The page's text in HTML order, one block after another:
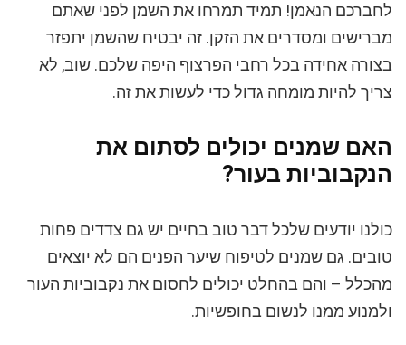
לחברכם הנאמן! תמיד תמרחו את השמן לפני שאתם
מברישים ומסדרים את הזקן. זה יבטיח שהשמן יתפזר
בצורה אחידה בכל רחבי הפרצוף היפה שלכם. שוב, לא
צריך להיות מומחה גדול כדי לעשות את זה.
האם שמנים יכולים לסתום את
הנקבוביות בעור?
כולנו יודעים שלכל דבר טוב בחיים יש גם צדדים פחות
טובים. גם שמנים לטיפוח שיער הפנים הם לא יוצאים
מהכלל – והם בהחלט יכולים לחסום את נקבוביות העור
ולמנוע ממנו לנשום בחופשיות.